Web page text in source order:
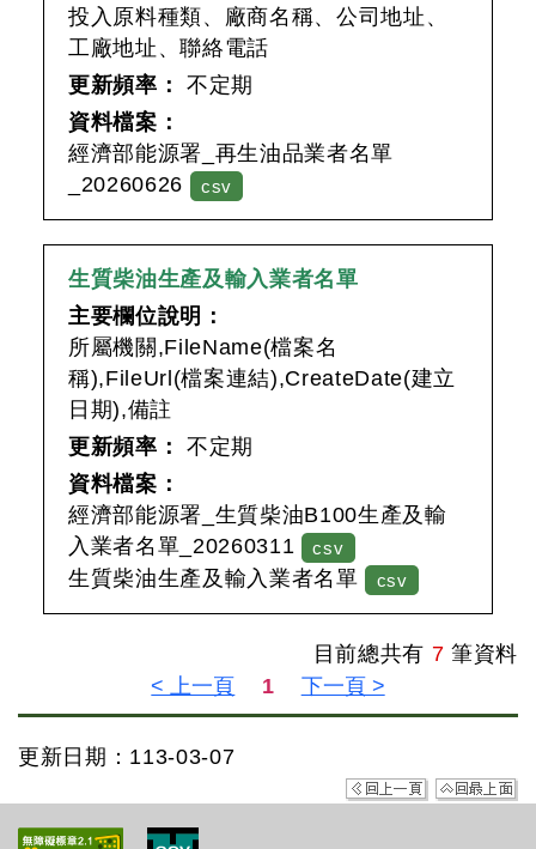
投入原料種類、廠商名稱、公司地址、
工廠地址、聯絡電話
更新頻率：
不定期
資料檔案：
經濟部能源署_再生油品業者名單
_20260626
csv
生質柴油生產及輸入業者名單
主要欄位說明：
所屬機關,FileName(檔案名
稱),FileUrl(檔案連結),CreateDate(建立
日期),備註
更新頻率：
不定期
資料檔案：
經濟部能源署_生質柴油B100生產及輸
入業者名單_20260311
csv
生質柴油生產及輸入業者名單 csv
目前總共有 7 筆資料
更新日期：113-03-07